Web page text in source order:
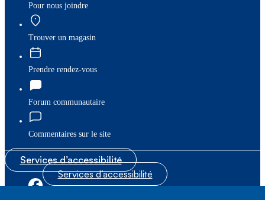
Pour nous joindre
Trouver un magasin
Prendre rendez-vous
Forum communautaire
Commentaires sur le site
Services d’accessibilité
Services d’accessibilité